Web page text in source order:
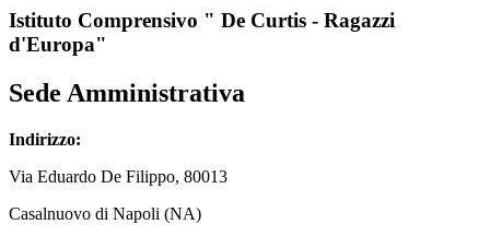
Istituto Comprensivo " De Curtis - Ragazzi
d'Europa"
Sede Amministrativa
Indirizzo:
Via Eduardo De Filippo, 80013
Casalnuovo di Napoli (NA)